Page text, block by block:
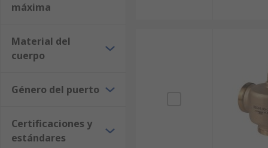
máxima
Material del
cuerpo
Género del puerto
Certificaciones y
estándares